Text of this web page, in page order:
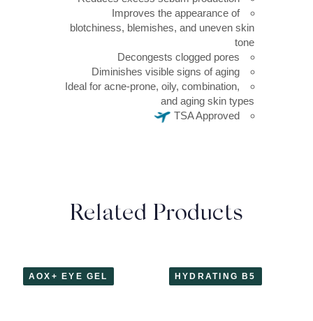
blotchiness,
Diminishes
Ideal for acne-
Related
AOX+ EYE GEL